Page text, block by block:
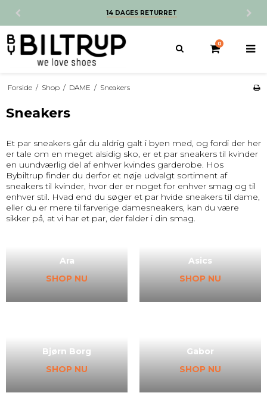
14 DAGES RETURRET
0
Forside / Shop / DAME / Sneakers
Sneakers
Et par sneakers går du aldrig galt i byen med, og fordi der her
er tale om en meget alsidig sko, er et par sneakers til kvinder
en uundværlig del af enhver kvindes garderobe. Hos
Bybiltrup finder du derfor et nøje udvalgt sortiment af
sneakers til kvinder, hvor der er noget for enhver smag og til
enhver stil. Hvad end du søger et par hvide sneakers til dame,
eller du er mere til farverige damesneakers, kan du være
sikker på, at vi har et par, der falder i din smag.
Ara
SHOP NU
Asics
SHOP NU
Bjørn Borg
SHOP NU
Gabor
SHOP NU